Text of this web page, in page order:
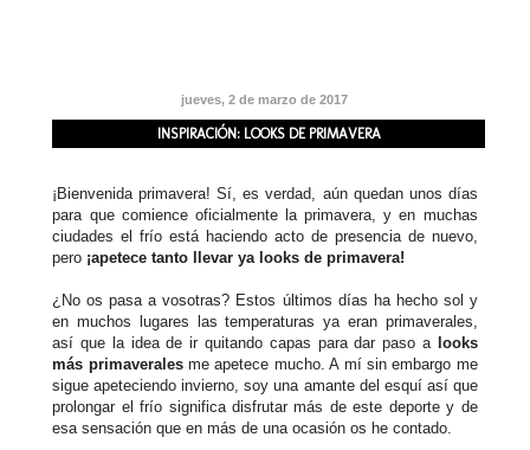
jueves, 2 de marzo de 2017
INSPIRACIÓN: LOOKS DE PRIMAVERA
¡Bienvenida primavera! Sí, es verdad, aún quedan unos días
para que comience oficialmente la primavera, y en muchas
ciudades el frío está haciendo acto de presencia de nuevo,
pero ¡apetece tanto llevar ya looks de primavera!
¿No os pasa a vosotras? Estos últimos días ha hecho sol y
en muchos lugares las temperaturas ya eran primaverales,
así que la idea de ir quitando capas para dar paso a looks
más primaveralesme apetece mucho. A mí sin embargo me
sigue apeteciendo invierno, soy una amante del esquí así que
prolongar el frío significa disfrutar más de este deporte y de
esa sensación que en más de una ocasión os he contado.